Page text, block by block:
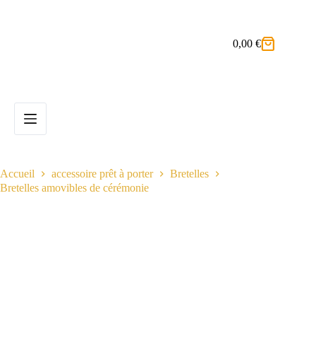
Panier
0,00 €
Accueil accessoire prêt à porter
Bretelles
Bretelles amovibles de cérémonie